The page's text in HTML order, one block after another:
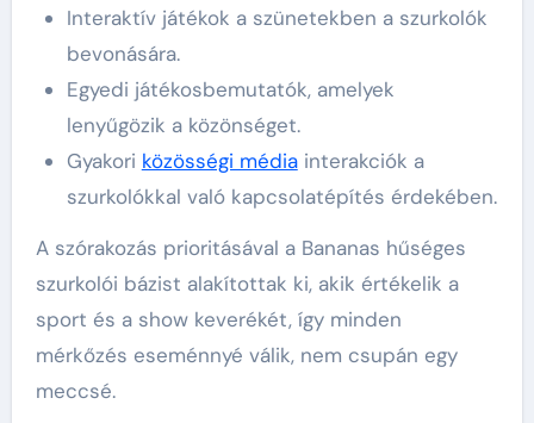
Interaktív játékok a szünetekben a szurkolók
bevonására.
Egyedi játékosbemutatók, amelyek
lenyűgözik a közönséget.
Gyakori közösségi médiainterakciók a
szurkolókkal való kapcsolatépítés érdekében.
A szórakozás prioritásával a Bananas hűséges
szurkolói bázist alakítottak ki, akik értékelik a
sport és a show keverékét, így minden
mérkőzés eseménnyé válik, nem csupán egy
meccsé.